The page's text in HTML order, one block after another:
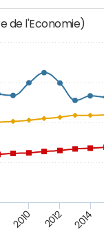
de l'Economie)
2010 2012 2014